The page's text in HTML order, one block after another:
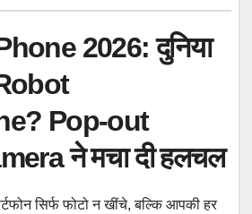
2026: दुनिया
Pop-out
ने मचा दी हलचल
सिर्फ फोटो न खींचे, बल्कि आपकी हर